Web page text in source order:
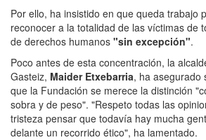
Por ello, ha insistido en que queda trabajo
reconocer a la totalidad de las víctimas de
de derechos humanos "sin excepción".
Poco antes de esta concentración, la
Gasteiz, Maider Etxebarria, ha asegurado
que la Fundación se merece la distinción
sobra y de peso". "Respeto todas las
tristeza pensar que todavía hay mucha
delante un recorrido ético", ha lamentado.